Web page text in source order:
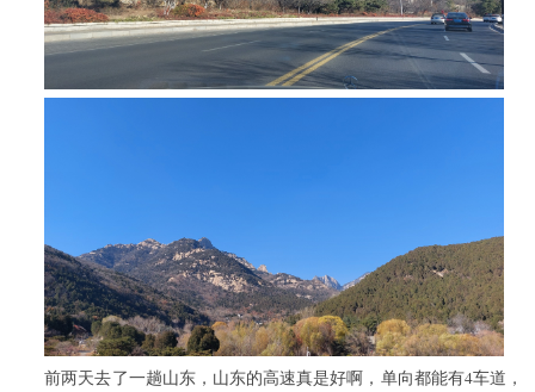
前两天去了一趟山东，山东的高速真是好啊，单向都能有4车道，